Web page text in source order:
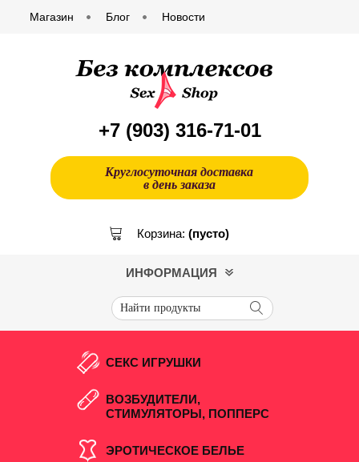
Магазин Блог Новости
+7 (903) 316-71-01
Круглосуточная доставка
в день заказа
Корзина: (пусто)
ИНФОРМАЦИЯ
СЕКС ИГРУШКИ
ВОЗБУДИТЕЛИ,
СТИМУЛЯТОРЫ, ПОППЕРС
ЭРОТИЧЕСКОЕ БЕЛЬЕ